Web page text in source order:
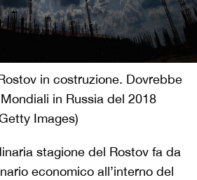
in costruzione. Dovrebbe
in Russia del 2018
Images)
stagione del Rostov fa da
economico all’interno del